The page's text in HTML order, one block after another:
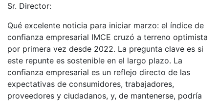
Sr. Director:
Qué excelente noticia para iniciar marzo: el índice de
confianza empresarial IMCE cruzó a terreno optimista
por primera vez desde 2022. La pregunta clave es si
este repunte es sostenible en el largo plazo. La
confianza empresarial es un reflejo directo de las
expectativas de consumidores, trabajadores,
proveedores y ciudadanos, y, de mantenerse, podría